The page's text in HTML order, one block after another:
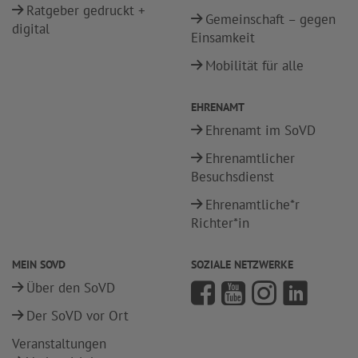
Ratgeber gedruckt +
digital
Gemeinschaft – gegen
Einsamkeit
Mobilität für alle
EHRENAMT
Ehrenamt im SoVD
Ehrenamtlicher
Besuchsdienst
Ehrenamtliche*r
Richter*in
MEIN SOVD
Über den SoVD
Der SoVD vor Ort
Veranstaltungen
SOZIALE NETZWERKE